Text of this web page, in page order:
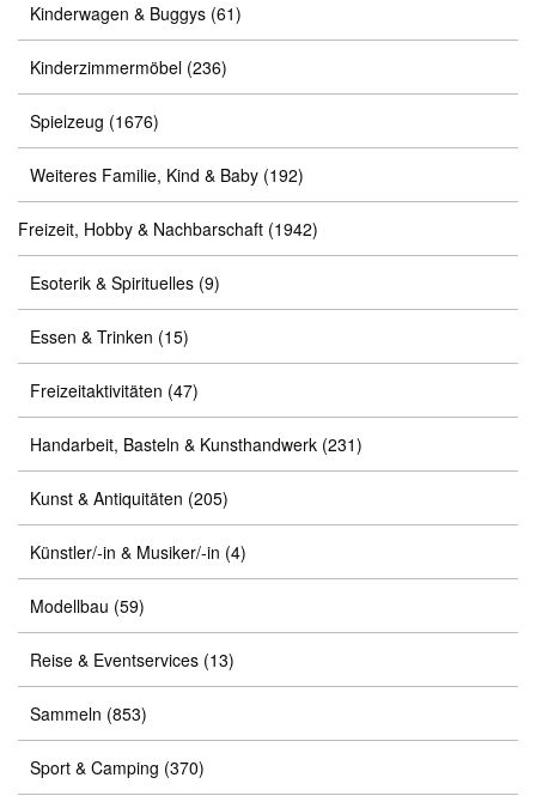
Kinderwagen & Buggys (61)
Kinderzimmermöbel (236)
Spielzeug (1676)
Weiteres Familie, Kind & Baby (192)
Freizeit, Hobby & Nachbarschaft (1942)
Esoterik & Spirituelles (9)
Essen & Trinken (15)
Freizeitaktivitäten (47)
Handarbeit, Basteln & Kunsthandwerk (231)
Kunst & Antiquitäten (205)
Künstler/-in & Musiker/-in (4)
Modellbau (59)
Reise & Eventservices (13)
Sammeln (853)
Sport & Camping (370)